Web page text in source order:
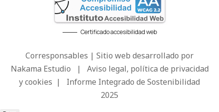
Certificado accesibilidad web
Corresponsables | Sitio web desarrollado por
Nakama Estudio | Aviso legal, política de privacidad
y cookies | Informe Integrado de Sostenibilidad
2025